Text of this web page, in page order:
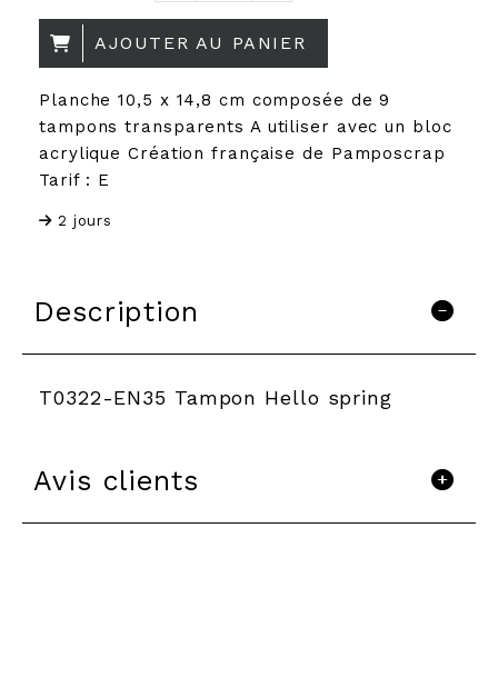
AJOUTER AU PANIER
Planche 10,5 x 14,8 cm composée de 9
tampons transparents A utiliser avec un bloc
acrylique Création française de Pamposcrap
Tarif : E
2 jours
Description
T0322-EN35 Tampon Hello spring
Avis clients